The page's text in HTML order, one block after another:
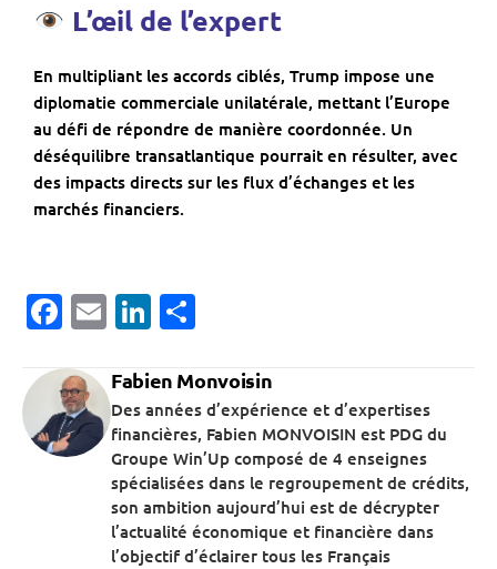
L’œil de l’expert
En multipliant les accords ciblés, Trump impose une
diplomatie commerciale unilatérale, mettant l’Europe
au défi de répondre de manière coordonnée. Un
déséquilibre transatlantique pourrait en résulter, avec
des impacts directs sur les flux d’échanges et les
marchés financiers.
Facebook
EmailLinkedIn
Fabien Monvoisin
Des années d’expérience et d’expertises
financières, Fabien MONVOISIN est PDG du
Groupe Win’Up composé de 4 enseignes
spécialisées dans le regroupement de crédits,
son ambition aujourd’hui est de décrypter
l’actualité économique et financière dans
l’objectif d’éclairer tous les Français